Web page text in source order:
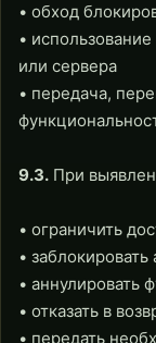
• обход
•
или сервера
• передача,
9.3. При
• ограничить
•
• аннулировать
• отказать в
• передать